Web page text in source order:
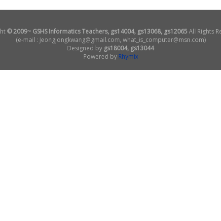
© 2009~ GSHS Informatics Teachers, gs14004, gs13068, gs12065All Rights
(e-mail : Jeongjongkwang@gmail.com, what_is_computer@msn.com)
Designed by gs18004, gs13044
Powered by Rhymix